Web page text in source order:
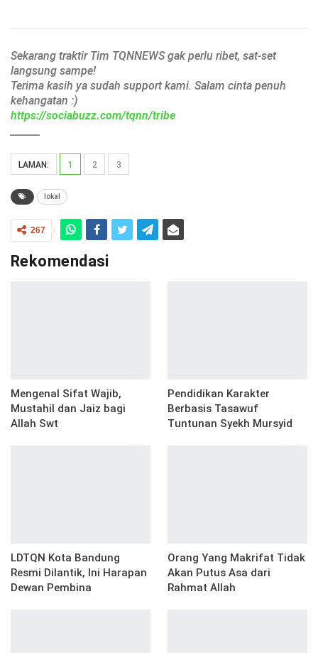
Sekarang traktir Tim TQNNEWS gak perlu ribet, sat-set
langsung sampe!
Terima kasih ya sudah support kami. Salam cinta penuh
kehangatan :)
https://sociabuzz.com/tqnn/tribe
LAMAN: 1 2 3
lokal
267
Rekomendasi
Mengenal Sifat Wajib,
Mustahil dan Jaiz bagi
Allah Swt
Pendidikan Karakter
Berbasis Tasawuf
Tuntunan Syekh Mursyid
LDTQN Kota Bandung
Resmi Dilantik, Ini Harapan
Dewan Pembina
Orang Yang Makrifat Tidak
Akan Putus Asa dari
Rahmat Allah